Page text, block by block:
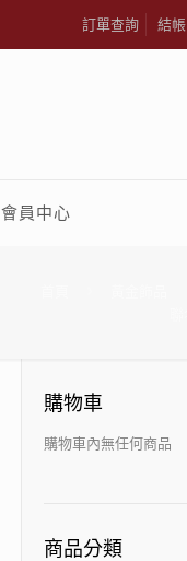
訂單查詢 結帳
會員中心
購物車
購物車內無任何商品
商品分類